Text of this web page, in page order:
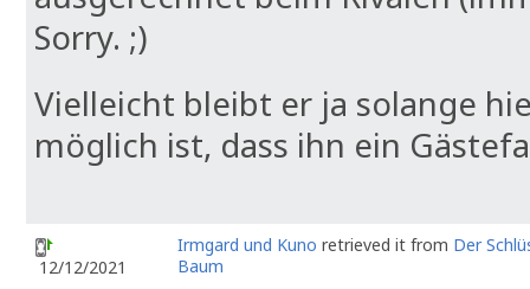
Sorry. ;)
Vielleicht bleibt er ja solange
möglich ist, dass ihn ein
12/12/2021
Irmgard und Kuno retrieved it from Der
Baum